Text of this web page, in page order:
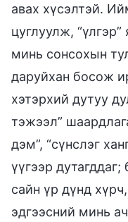
авах хүсэлтэй.
цуглуулж,
минь сонсохын
даруйхан босож
хэтэрхий дутуу
тэжээл”
дэм”, “сүнслэг
үүгээр
сайн үр дүнд
эдгээсний минь